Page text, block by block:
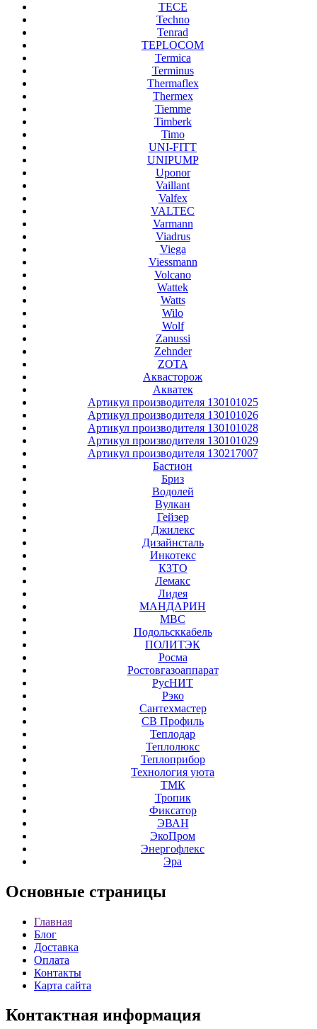
TECE
Techno
Tenrad
TEPLOCOM
Termica
Terminus
Thermaflex
Thermex
Tiemme
Timberk
Timo
UNI-FITT
UNIPUMP
Uponor
Vaillant
Valfex
VALTEC
Varmann
Viadrus
Viega
Viessmann
Volcano
Wattek
Watts
Wilo
Wolf
Zanussi
Zehnder
ZOTA
Аквасторож
Акватек
Артикул производителя 130101025
Артикул производителя 130101026
Артикул производителя 130101028
Артикул производителя 130101029
Артикул производителя 130217007
Бастион
Бриз
Водолей
Вулкан
Гейзер
Джилекс
Дизайнсталь
Инкотекс
КЗТО
Лемакс
Лидея
МАНДАРИН
МВС
Подольсккабель
ПОЛИТЭК
Росма
Ростовгазоаппарат
РусНИТ
Рэко
Сантехмастер
СВ Профиль
Теплодар
Теплолюкс
Теплоприбор
Технология уюта
ТМК
Тропик
Фиксатор
ЭВАН
ЭкоПром
Энергофлекс
Эра
Основные страницы
Главная
Блог
Доставка
Оплата
Контакты
Карта сайта
Контактная информация